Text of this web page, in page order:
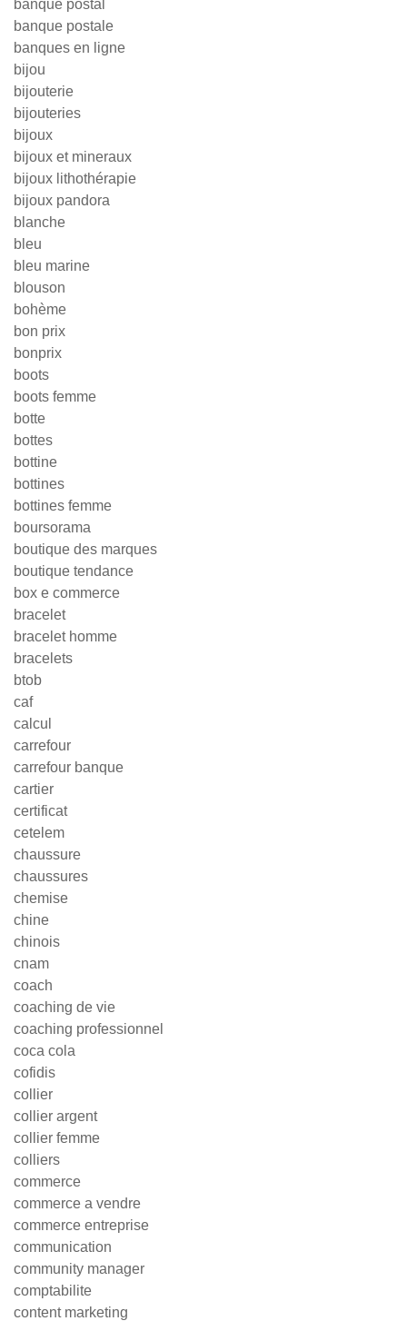
banque postal
banque postale
banques en ligne
bijou
bijouterie
bijouteries
bijoux
bijoux et mineraux
bijoux lithothérapie
bijoux pandora
blanche
bleu
bleu marine
blouson
bohème
bon prix
bonprix
boots
boots femme
botte
bottes
bottine
bottines
bottines femme
boursorama
boutique des marques
boutique tendance
box e commerce
bracelet
bracelet homme
bracelets
btob
caf
calcul
carrefour
carrefour banque
cartier
certificat
cetelem
chaussure
chaussures
chemise
chine
chinois
cnam
coach
coaching de vie
coaching professionnel
coca cola
cofidis
collier
collier argent
collier femme
colliers
commerce
commerce a vendre
commerce entreprise
communication
community manager
comptabilite
content marketing